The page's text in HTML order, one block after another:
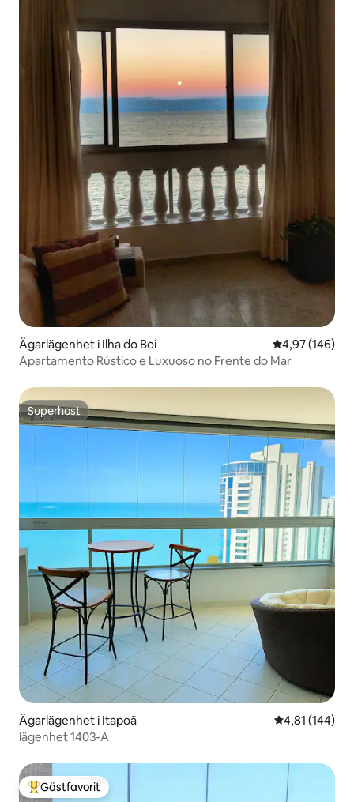
Ägarlägenhet i Ilha do Boi 4,97 av 5 i
4,97 (146)
Apartamento Rústico e Luxuoso no Frente do Mar
Superhost
Superhost
Ägarlägenhet i Itapoã 4,81 av 5 i
4,81 (144)
lägenhet 1403-A
Populär gästfavorit
Gästfavorit